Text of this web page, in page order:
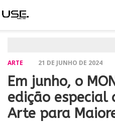
ARTE 21 DE JUNHO DE 2024
Em junho, o
edição especial
Arte para